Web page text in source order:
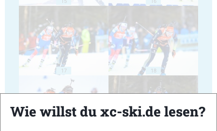
17 18
Wie willst du xc-ski.de lesen?